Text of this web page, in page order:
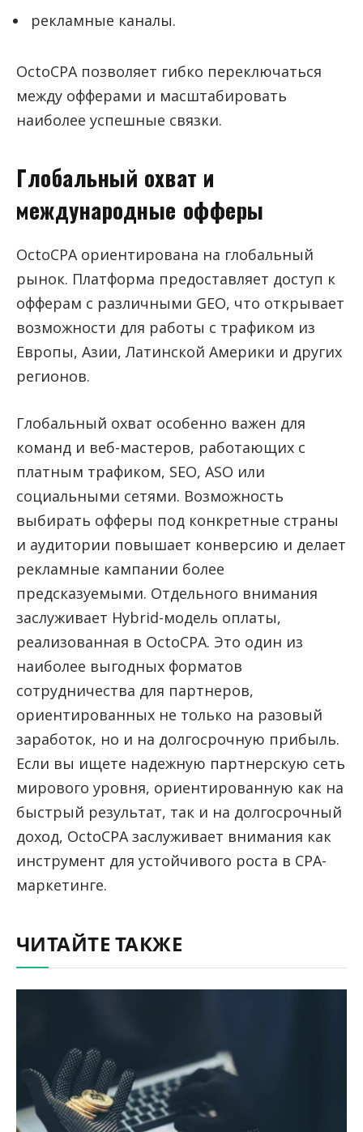
рекламные каналы.
OctoCPA позволяет гибко переключаться
между офферами и масштабировать
наиболее успешные связки.
Глобальный охват и
международные офферы
OctoCPA ориентирована на глобальный
рынок. Платформа предоставляет доступ к
офферам с различными GEO, что открывает
возможности для работы с трафиком из
Европы, Азии, Латинской Америки и других
регионов.
Глобальный охват особенно важен для
команд и веб-мастеров, работающих с
платным трафиком, SEO, ASO или
социальными сетями. Возможность
выбирать офферы под конкретные страны
и аудитории повышает конверсию и делает
рекламные кампании более
предсказуемыми. Отдельного внимания
заслуживает Hybrid-модель оплаты,
реализованная в OctoCPA. Это один из
наиболее выгодных форматов
сотрудничества для партнеров,
ориентированных не только на разовый
заработок, но и на долгосрочную прибыль.
Если вы ищете надежную партнерскую сеть
мирового уровня, ориентированную как на
быстрый результат, так и на долгосрочный
доход, OctoCPA заслуживает внимания как
инструмент для устойчивого роста в CPA-
маркетинге.
ЧИТАЙТЕ ТАКЖЕ